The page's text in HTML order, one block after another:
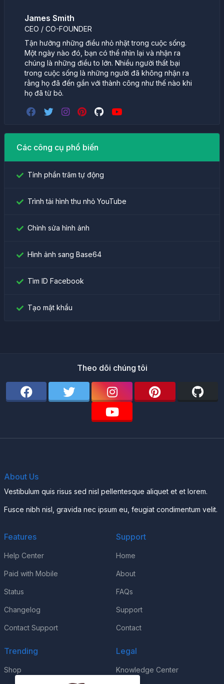
James Smith
CEO / CO-FOUNDER
Tận hưởng những điều nhỏ nhặt trong cuộc sống.
Một ngày nào đó, bạn có thể nhìn lại và nhận ra
chúng là những điều to lớn. Nhiều người thất bại
trong cuộc sống là những người đã không nhận ra
rằng họ đã đến gần với thành công như thế nào khi
họ đã từ bỏ.
Các công cụ phổ biến
Tính phần trăm tự động
Trình tải hình thu nhỏ YouTube
Chỉnh sửa hình ảnh
Hình ảnh sang Base64
Tìm ID Facebook
Tạo mật khẩu
Theo dõi chúng tôi
About Us
Vestibulum quis risus sed nisl pellentesque aliquet et et lorem.
Fusce nibh nisl, gravida nec ipsum eu, feugiat condimentum velit.
Features
Help Center
Paid with Mobile
Status
Changelog
Contact Support
Support
Home
About
FAQs
Support
Contact
Trending
Shop
Legal
Knowledge Center